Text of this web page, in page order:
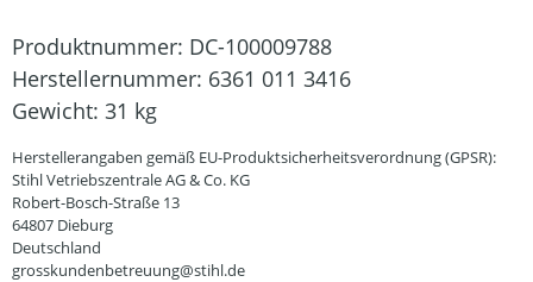
Produktnummer: DC-100009788
Herstellernummer: 6361 011 3416
Gewicht: 31 kg
Herstellerangaben gemäß EU-Produktsicherheitsverordnung (GPSR):
Stihl Vetriebszentrale AG & Co. KG
Robert-Bosch-Straße 13
64807 Dieburg
Deutschland
grosskundenbetreuung@stihl.de